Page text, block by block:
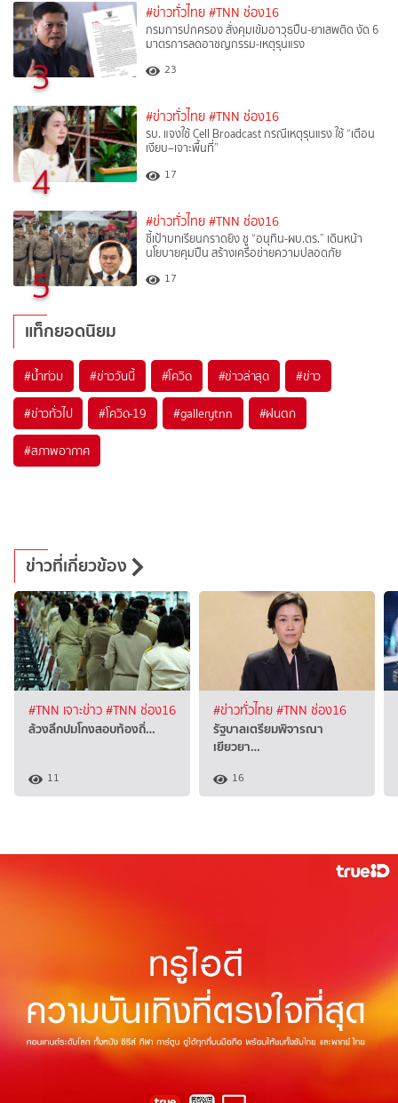
3
#ข่าวทั่วไทย #TNN ช่อง16
กรมการปกครอง สั่งคุมเข้มอาวุธปืน-ยาเสพติด งัด 6
มาตรการลดอาชญกรรม-เหตุรุนแรง
23
4
#ข่าวทั่วไทย #TNN ช่อง16
รบ. แจงใช้ Cell Broadcast กรณีเหตุรุนแรง ใช้ “เตือน
เงียบ–เจาะพื้นที่”
17
5
#ข่าวทั่วไทย #TNN ช่อง16
ชี้เป้าบทเรียนกราดยิง ชู “อนุทิน-ผบ.ตร.” เดินหน้า
นโยบายคุมปืน สร้างเครือข่ายความปลอดภัย
17
แท็กยอดนิยม
#น้ำท่วม #ข่าววันนี้ #โควิด #ข่าวล่าสุด #ข่าว
#ข่าวทั่วไป #โควิด-19 #gallerytnn #ฝนตก
#สภาพอากาศ
ข่าวที่เกี่ยวข้อง
#TNN เจาะข่าว#TNN ช่อง16
ล้วงลึกปมโกงสอบท้องถิ่…
11
#ข่าวทั่วไทย#TNN ช่อง16
รัฐบาลเตรียมพิจารณา
เยียวยา…
16